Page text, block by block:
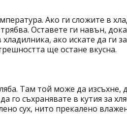
Ако ги сложите в
Оставете ги навън,
ако искате да ги
ще остане вкусна.
Там той може да изсъхне,
го съхранявате в кутия за
сух, нито прекалено